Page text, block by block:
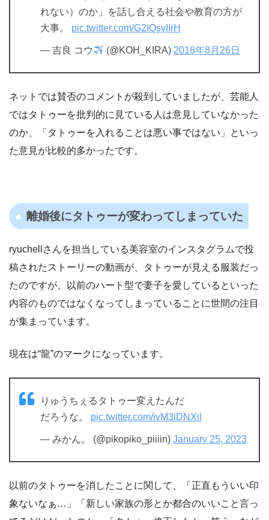
れない）のか」を話し合える社会や教育の方が
大事。 pic.twitter.com/G2IQsyIIrH
— 吉良 コウ (@KOH_KIRA) 2018年8月26日
ネットでは賛否のコメントが殺到していましたが、芸能人
ではタトゥーを批判的に見ている人は意見していなかった
のか、「タトゥーを入れることは悪い事ではない」といっ
た意見が比較的多かったです。
離婚後にタトゥーが変わってしまっていた
ryuchellさんを担当している美容室のインスタグラムで投
稿されたストーリーの動画が、タトゥーが見える服装だっ
たのですが、以前のハート型で妻子を愛しているといった
内容のものではなくなってしまっていることに世間の注目
が集まっています。
現在は“龍”のマークになっています。
りゅうちぇるタトゥー変えたんだ
だろうな。 pic.twitter.com/ivM3lDNXil
— みかん。 (@pikopiko_piiiin) January 25, 2023
以前のタトゥーを消したことに関して、「正直もういい印
象ないなぁ…」「新しい家族の形とか都合のいいこと言っ